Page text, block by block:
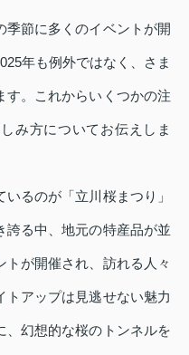
季節に多くのイベントが開
年も例外ではなく、さま
す。これからいくつかの注
み方についてお伝えしま
るのが「立川桜まつり」
誇る中、地元の特産品が並
が開催され、訪れる人々
トアップは見逃せない魅力
、幻想的な桜のトンネルを